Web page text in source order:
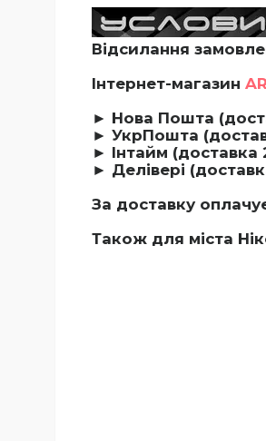
Відсилання
Інтернет-магазин
► Нова Пошта
► УкрПошта
► Інтайм (доставка
► Делівері
За доставку
Також для міста